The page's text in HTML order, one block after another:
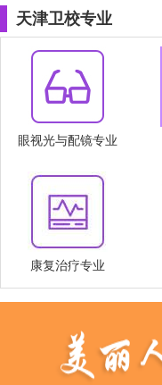
天津卫校专业
眼视光与配镜专业
康复治疗专业